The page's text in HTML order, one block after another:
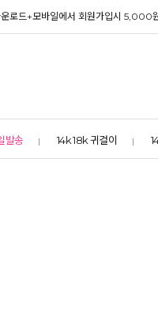
운로드+모바일에서 회원가입시 5,000
발송 14k 18k 귀걸이